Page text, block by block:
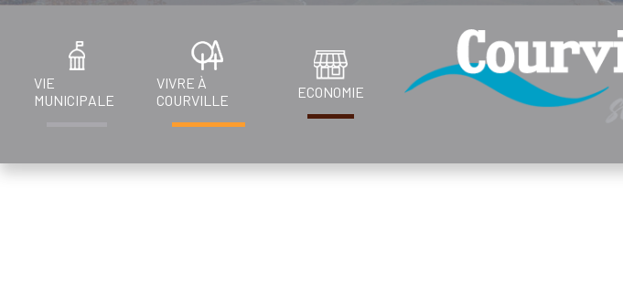
VIE
MUNICIPALE
VIVRE À
COURVILLE
ECONOMIE